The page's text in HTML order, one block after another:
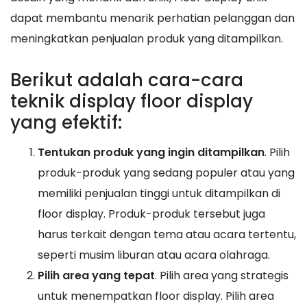
dapat membantu menarik perhatian pelanggan dan
meningkatkan penjualan produk yang ditampilkan.
Berikut adalah cara-cara
teknik display floor display
yang efektif:
Tentukan produk yang ingin ditampilkan. Pilih
produk-produk yang sedang populer atau yang
memiliki penjualan tinggi untuk ditampilkan di
floor display. Produk-produk tersebut juga
harus terkait dengan tema atau acara tertentu,
seperti musim liburan atau acara olahraga.
Pilih area yang tepat. Pilih area yang strategis
untuk menempatkan floor display. Pilih area